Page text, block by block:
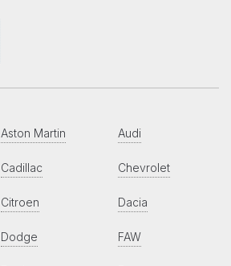
Aston Martin Audi
Cadillac Chevrolet
Citroen Dacia
Dodge FAW